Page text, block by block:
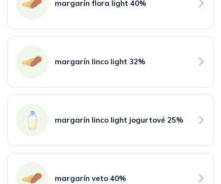
margarín flora light 40%
margarín linco light 32%
margarín linco light jogurtové 25%
margarín veto 40%